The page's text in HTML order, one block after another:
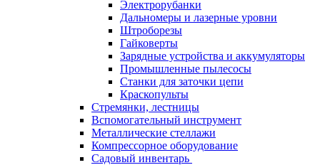
Электрорубанки
Дальномеры и лазерные уровни
Штроборезы
Гайковерты
Зарядные устройства и аккумуляторы
Промышленные пылесосы
Станки для заточки цепи
Краскопульты
Стремянки, лестницы
Вспомогательный инструмент
Металлические стеллажи
Компрессорное оборудование
Садовый инвентарь